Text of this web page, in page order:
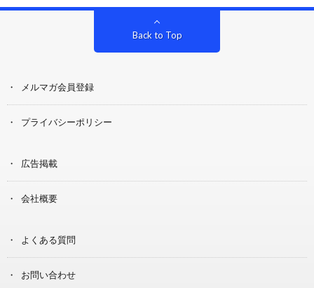
Back to Top
メルマガ会員登録
プライバシーポリシー
広告掲載
会社概要
よくある質問
お問い合わせ